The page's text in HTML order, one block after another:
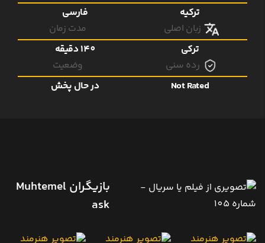
ترکیه
فارسی
زبان اصلی
ترکی
مدت زمان
140 دقیقه
رده سنی
Not Rated
وضعیت
در حال پخش
بازیگران Muhtemel
ask